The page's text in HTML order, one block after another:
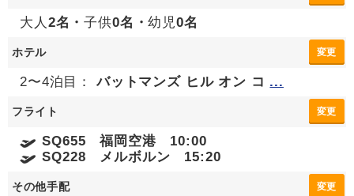
大人 2名・子供0名・幼児0名
ホテル 変更
2〜4泊目： バットマンズ ヒル オン コ ...
フライト 変更
SQ655 福岡空港 10:00
SQ228 メルボルン 15:20
その他手配 変更